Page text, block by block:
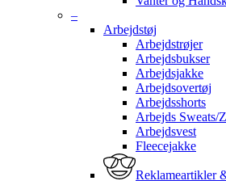
–
Arbejdstøj
Arbejdstrøjer
Arbejdsbukser
Arbejdsjakke
Arbejdsovertøj
Arbejdsshorts
Arbejds Sweats/
Arbejdsvest
Fleecejakke
Reklameartikler